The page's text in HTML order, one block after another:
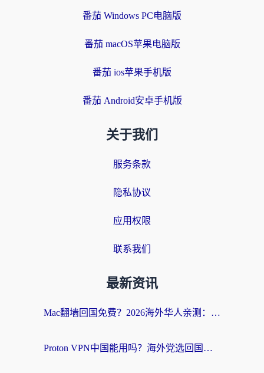
番茄 Windows PC电脑版
番茄 macOS苹果电脑版
番茄 ios苹果手机版
番茄 Android安卓手机版
关于我们
服务条款
隐私协议
应用权限
联系我们
最新资讯
Mac翻墙回国免费？2026海外华人亲测：从CCTV5直播到国内APP，这样选加速器才靠谱
Proton VPN中国能用吗？海外党选回国加速器的避坑指南（附番茄加速器实测）